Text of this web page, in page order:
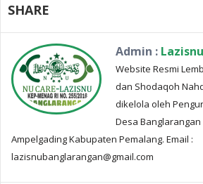
SHARE
Admin :
Website Resmi
dan Shodaqoh
dikelola oleh
Desa
Ampelgading Kabupaten Pemalang. Email :
lazisnubanglarangan@gmail.com